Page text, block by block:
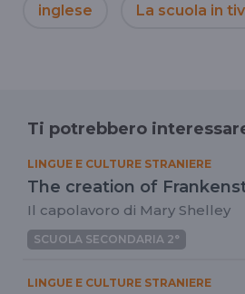
inglese La scuola in
Ti potrebbero
LINGUE E CULTURE STRANIERE
The creation of
Il capolavoro di Mary Shelley
SCUOLA SECONDARIA 2°
LINGUE E CULTURE STRANIERE